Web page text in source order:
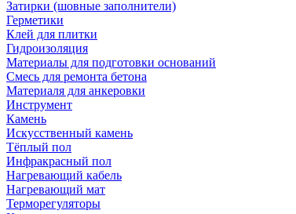
Затирки (шовные заполнители)
Герметики
Клей для плитки
Гидроизоляция
Материалы для подготовки оснований
Смесь для ремонта бетона
Материаля для анкеровки
Инструмент
Камень
Искусственный камень
Тёплый пол
Инфракрасный пол
Нагревающий кабель
Нагревающий мат
Терморегуляторы